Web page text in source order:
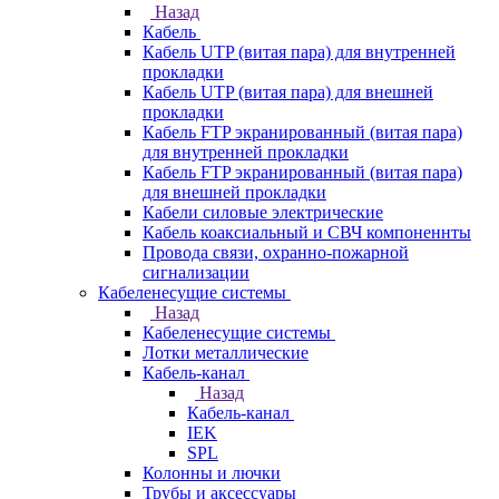
Назад
Кабель
Кабель UTP (витая пара) для внутренней
прокладки
Кабель UTP (витая пара) для внешней
прокладки
Кабель FTP экранированный (витая пара)
для внутренней прокладки
Кабель FTP экранированный (витая пара)
для внешней прокладки
Кабели силовые электрические
Кабель коаксиальный и СВЧ компоненнты
Провода связи, охранно-пожарной
сигнализации
Кабеленесущие системы
Назад
Кабеленесущие системы
Лотки металлические
Кабель-канал
Назад
Кабель-канал
IEK
SPL
Колонны и лючки
Трубы и аксессуары